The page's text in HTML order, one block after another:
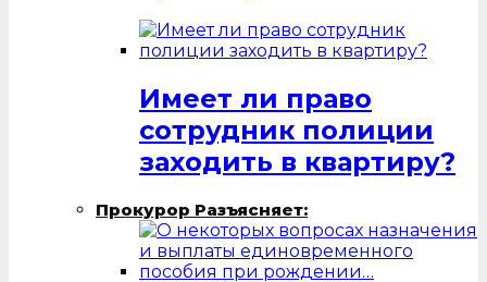
Имеет ли право
сотрудник полиции
заходить в квартиру?
Прокурор Разъясняет: